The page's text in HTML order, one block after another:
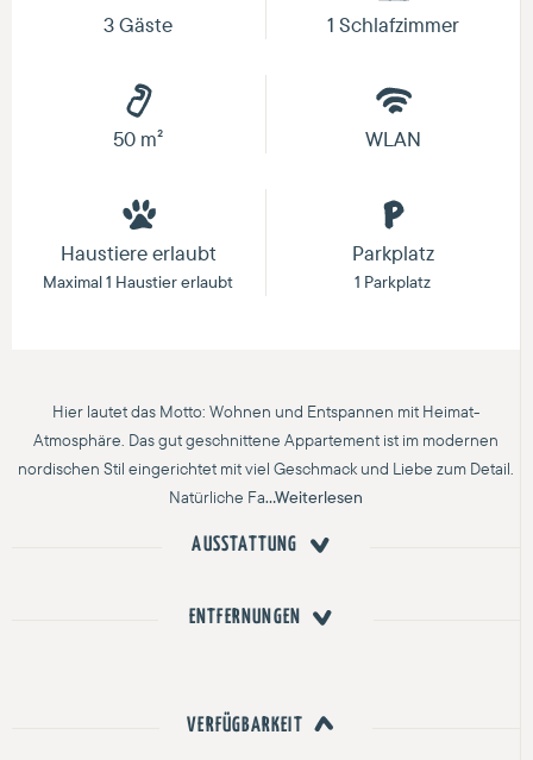
3 Gäste 1 Schlafzimmer
50 m² WLAN
Haustiere erlaubt
Maximal 1 Haustier erlaubt
Parkplatz
1 Parkplatz
Hier lautet das Motto: Wohnen und Entspannen mit Heimat-
Atmosphäre. Das gut geschnittene Appartement ist im modernen
nordischen Stil eingerichtet mit viel Geschmack und Liebe zum Detail.
Natürliche Fa...Weiterlesen
AUSSTATTUNG
ENTFERNUNGEN
VERFÜGBARKEIT